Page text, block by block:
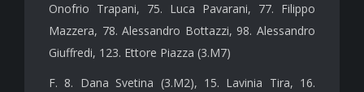
Onofrio Trapani, 75. Luca Pavarani, 77. Filippo
Mazzera, 78. Alessandro Bottazzi, 98. Alessandro
Giuffredi, 123. Ettore Piazza (3.M7)
F. 8. Dana Svetina (3.M2), 15. Lavinia Tira, 16.